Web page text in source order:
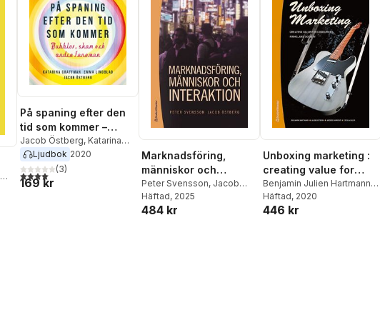
På spaning efter den
tid som kommer –
bubblor, skam och
andra fenomen
Jacob Östberg, Katarina
Graffman,Emma Lindblad
Ljudbok 2020
4,0utav 5 stjärnor. Totalt antal röster:
(3)
169 kr
Marknadsföring,
människor och
interaktion
Peter Svensson, Jacob
Östberg
Häftad, 2025
484 kr
Unboxing marketing :
creating value for
consumers, firms, and
society
Benjamin Julien Hartmann,
Jacob Östberg
Parment,
Häftad, 2020
446 kr